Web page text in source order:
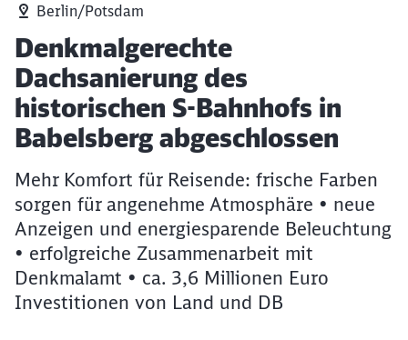
Berlin/Potsdam
Artikel:
Denkmalgerechte
Dachsanierung des
historischen S-Bahnhofs in
Babelsberg abgeschlossen
Mehr Komfort für Reisende: frische Farben
sorgen für angenehme Atmosphäre • neue
Anzeigen und energiesparende Beleuchtung
• erfolgreiche Zusammenarbeit mit
Denkmalamt • ca. 3,6 Millionen Euro
Investitionen von Land und DB